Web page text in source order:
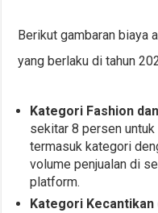
Berikut gambaran biaya
yang berlaku di tahun
Kategori Fashion
sekitar 8 persen
termasuk kategori
volume penjualan di
platform.
Kategori Kecantikan